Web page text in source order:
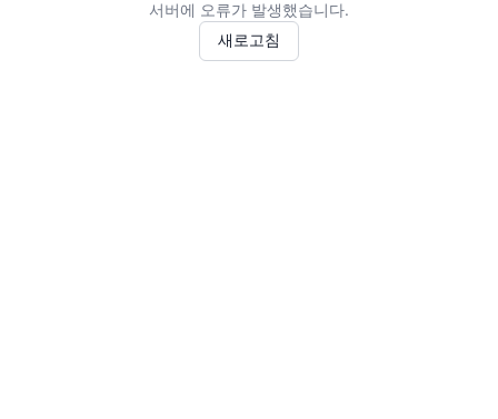
서버에 오류가 발생했습니다.
새로고침